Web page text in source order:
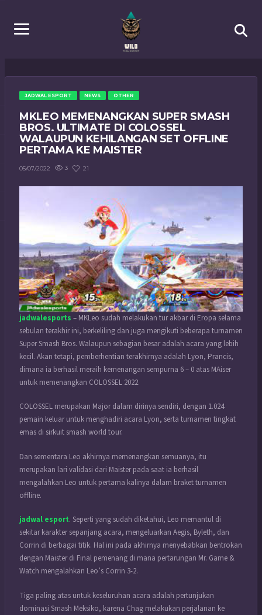
JADWAL ESPORT NEWS OTHER
MKLEO MEMENANGKAN SUPER SMASH
BROS. ULTIMATE DI COLOSSEL
WALAUPUN KEHILANGAN SET OFFLINE
PERTAMA KE MAISTER
05/07/2022 3 21
jadwalesports – MKLeo sudah melakukan tur akbar di Eropa selama
sebulan terakhir ini, berkeliling dan juga mengikuti beberapa turnamen
Super Smash Bros. Walaupun sebagian besar adalah acara yang lebih
kecil. Akan tetapi, pemberhentian terakhirnya adalah Lyon, Prancis,
dimana ia berhasil meraih kemenangan sempurna 6 – 0 atas MAiser
untuk memenangkan COLOSSEL 2022.
COLOSSEL merupakan Major dalam dirinya sendiri, dengan 1.024
pemain keluar untuk menghadiri acara Lyon, serta turnamen tingkat
emas di sirkuit smash world tour.
Dan sementara Leo akhirnya memenangkan semuanya, itu
merupakan lari validasi dari Maister pada saat ia berhasil
mengalahkan Leo untuk pertama kalinya dalam braket turnamen
offline.
jadwal esport. Seperti yang sudah diketahui, Leo memantul di
sekitar karakter sepanjang acara, mengeluarkan Aegis, Byleth, dan
Corrin di berbagai titik. Hal ini pada akhirnya menyebabkan bentrokan
dengan Maister di Final pemenang di mana pertarungan Mr. Game &
Watch mengalahkan Leo’s Corrin 3-2.
Tiga paling atas untuk keseluruhan acara adalah pertunjukan
dominasi Smash Meksiko, karena Chag melakukan perjalanan ke